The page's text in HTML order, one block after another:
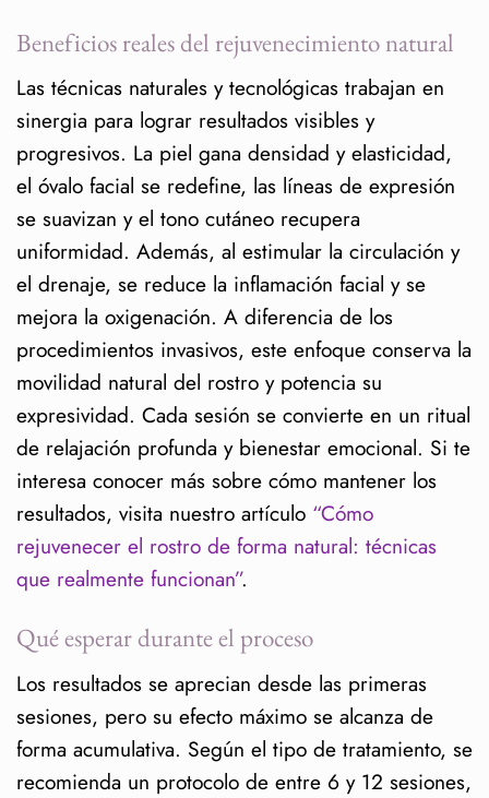
Beneficios reales del rejuvenecimiento natural
Las técnicas naturales y tecnológicas trabajan en
sinergia para lograr resultados visibles y
progresivos. La piel gana densidad y elasticidad,
el óvalo facial se redefine, las líneas de expresión
se suavizan y el tono cutáneo recupera
uniformidad. Además, al estimular la circulación y
el drenaje, se reduce la inflamación facial y se
mejora la oxigenación. A diferencia de los
procedimientos invasivos, este enfoque conserva la
movilidad natural del rostro y potencia su
expresividad. Cada sesión se convierte en un ritual
de relajación profunda y bienestar emocional. Si te
interesa conocer más sobre cómo mantener los
resultados, visita nuestro artículo “Cómo
rejuvenecer el rostro de forma natural: técnicas
que realmente funcionan”.
Qué esperar durante el proceso
Los resultados se aprecian desde las primeras
sesiones, pero su efecto máximo se alcanza de
forma acumulativa. Según el tipo de tratamiento, se
recomienda un protocolo de entre 6 y 12 sesiones,